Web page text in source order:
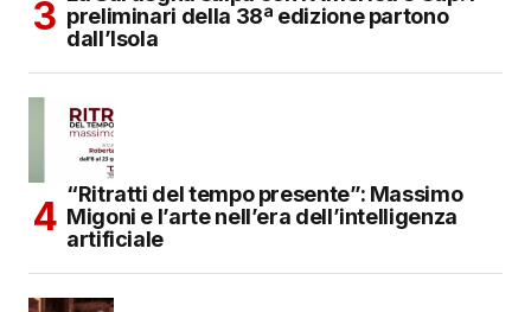
preliminari della 38ª edizione partono
dall’Isola
“Ritratti del tempo presente”: Massimo
Migoni e l’arte nell’era dell’intelligenza
artificiale